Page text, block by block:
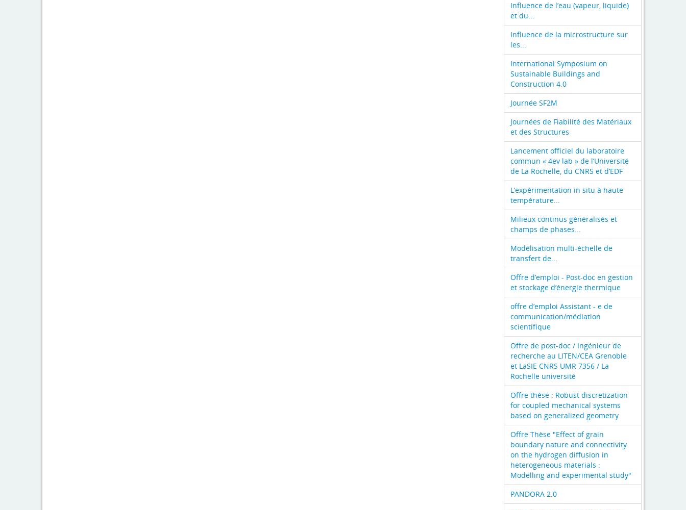
Influence de l’eau (vapeur, liquide)
et du...
Influence de la microstructure sur
les...
International Symposium on
Sustainable Buildings and
Construction 4.0
Journée SF2M
Journées de Fiabilité des Matériaux
et des Structures
Lancement officiel du laboratoire
commun « 4ev lab » de l’Université
de La Rochelle, du CNRS et d’EDF
L’expérimentation in situ à haute
température...
Milieux continus généralisés et
champs de phases...
Modélisation multi-échelle de
transfert de...
Offre d’emploi - Post-doc en gestion
et stockage d’énergie thermique
offre d’emploi Assistant - e de
communication/médiation
scientifique
Offre de post-doc / Ingénieur de
recherche au LITEN/CEA Grenoble
et LaSIE CNRS UMR 7356 / La
Rochelle université
Offre thèse : Robust discretization
for coupled mechanical systems
based on generalized geometry
Offre Thèse "Effect of grain
boundary nature and connectivity
on the hydrogen diffusion in
heterogeneous materials :
Modelling and experimental study"
PANDORA 2.0